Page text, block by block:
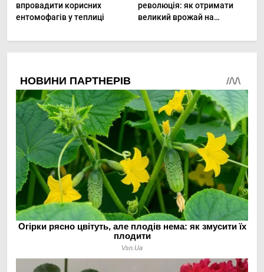
впровадити корисних
ентомофагів у теплиці
революція: як отримати
великий врожай на